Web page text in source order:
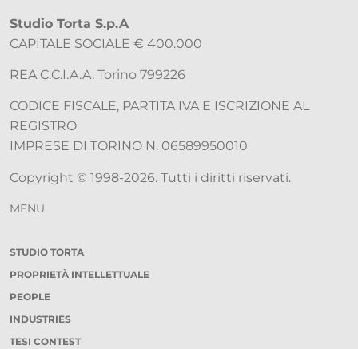
Studio Torta S.p.A
CAPITALE SOCIALE € 400.000
REA C.C.I.A.A. Torino 799226
CODICE FISCALE, PARTITA IVA E ISCRIZIONE AL
REGISTRO
IMPRESE DI TORINO N. 06589950010
Copyright © 1998-2026. Tutti i diritti riservati.
MENU
STUDIO TORTA
PROPRIETÀ INTELLETTUALE
PEOPLE
INDUSTRIES
TESI CONTEST